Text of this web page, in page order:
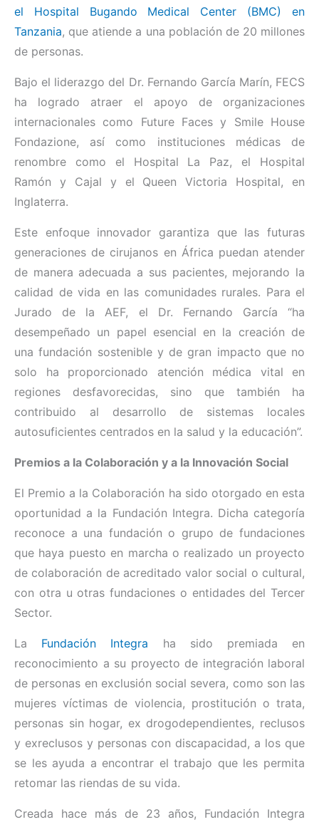
el Hospital Bugando Medical Center (BMC) en
Tanzania, que atiende a una población de 20 millones
de personas.
Bajo el liderazgo del Dr. Fernando García Marín, FECS
ha logrado atraer el apoyo de organizaciones
internacionales como Future Faces y Smile House
Fondazione, así como instituciones médicas de
renombre como el Hospital La Paz, el Hospital
Ramón y Cajal y el Queen Victoria Hospital, en
Inglaterra.
Este enfoque innovador garantiza que las futuras
generaciones de cirujanos en África puedan atender
de manera adecuada a sus pacientes, mejorando la
calidad de vida en las comunidades rurales. Para el
Jurado de la AEF, el Dr. Fernando García “ha
desempeñado un papel esencial en la creación de
una fundación sostenible y de gran impacto que no
solo ha proporcionado atención médica vital en
regiones desfavorecidas, sino que también ha
contribuido al desarrollo de sistemas locales
autosuficientes centrados en la salud y la educación”.
Premios a la Colaboración y a la Innovación Social
El Premio a la Colaboración ha sido otorgado en esta
oportunidad a la Fundación Integra. Dicha categoría
reconoce a una fundación o grupo de fundaciones
que haya puesto en marcha o realizado un proyecto
de colaboración de acreditado valor social o cultural,
con otra u otras fundaciones o entidades del Tercer
Sector.
La Fundación Integra ha sido premiada en
reconocimiento a su proyecto de integración laboral
de personas en exclusión social severa, como son las
mujeres víctimas de violencia, prostitución o trata,
personas sin hogar, ex drogodependientes, reclusos
y exreclusos y personas con discapacidad, a los que
se les ayuda a encontrar el trabajo que les permita
retomar las riendas de su vida.
Creada hace más de 23 años, Fundación Integra